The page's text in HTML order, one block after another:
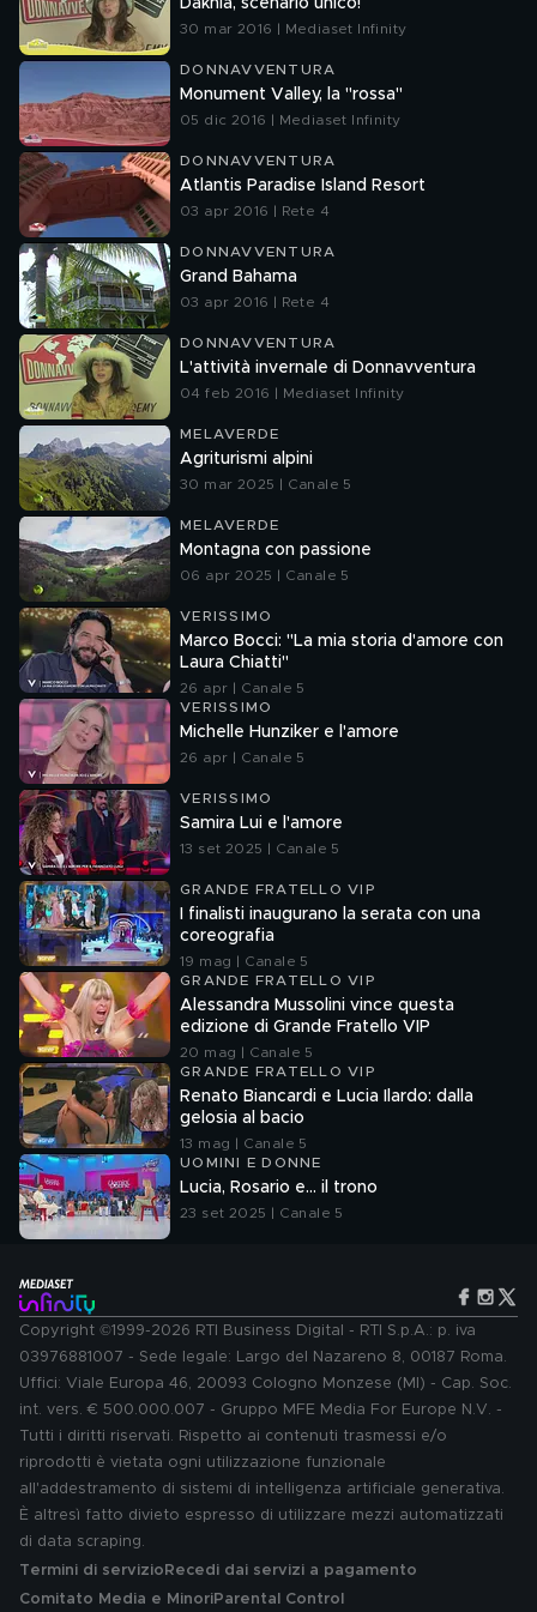
Dakhla, scenario unico!
30 mar 2016 | Mediaset Infinity
DONNAVVENTURA
Monument Valley, la "rossa"
05 dic 2016 | Mediaset Infinity
DONNAVVENTURA
Atlantis Paradise Island Resort
03 apr 2016 | Rete 4
DONNAVVENTURA
Grand Bahama
03 apr 2016 | Rete 4
DONNAVVENTURA
L'attività invernale di Donnavventura
04 feb 2016 | Mediaset Infinity
MELAVERDE
Agriturismi alpini
30 mar 2025 | Canale 5
MELAVERDE
Montagna con passione
06 apr 2025 | Canale 5
VERISSIMO
Marco Bocci: "La mia storia d'amore con
Laura Chiatti"
26 apr | Canale 5
VERISSIMO
Michelle Hunziker e l'amore
26 apr | Canale 5
VERISSIMO
Samira Lui e l'amore
13 set 2025 | Canale 5
GRANDE FRATELLO VIP
I finalisti inaugurano la serata con una
coreografia
19 mag | Canale 5
GRANDE FRATELLO VIP
Alessandra Mussolini vince questa
edizione di Grande Fratello VIP
20 mag | Canale 5
GRANDE FRATELLO VIP
Renato Biancardi e Lucia Ilardo: dalla
gelosia al bacio
13 mag | Canale 5
UOMINI E DONNE
Lucia, Rosario e... il trono
23 set 2025 | Canale 5
Copyright ©1999-2026 RTI Business Digital - RTI S.p.A.: p. iva
03976881007 - Sede legale: Largo del Nazareno 8, 00187 Roma.
Uffici: Viale Europa 46, 20093 Cologno Monzese (MI) - Cap. Soc.
int. vers. € 500.000.007 - Gruppo MFE Media For Europe N.V. -
Tutti i diritti riservati. Rispetto ai contenuti trasmessi e/o
riprodotti è vietata ogni utilizzazione funzionale
all'addestramento di sistemi di intelligenza artificiale generativa.
È altresì fatto divieto espresso di utilizzare mezzi automatizzati
di data scraping.
Termini di servizio Recedi dai servizi a pagamento
Comitato Media e MinoriParental Control